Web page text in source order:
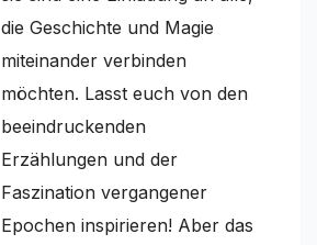
die Geschichte und Magie
miteinander verbinden
möchten. Lasst euch von den
beeindruckenden
Erzählungen und der
Faszination vergangener
Epochen inspirieren! Aber das